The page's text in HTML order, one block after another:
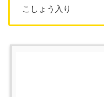
こしょう入り